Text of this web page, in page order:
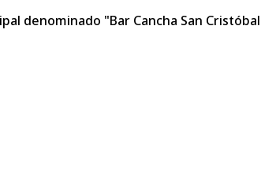
denominado "Bar Cancha San